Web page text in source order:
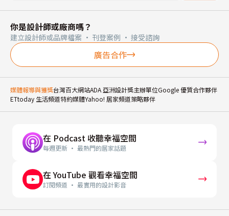
你是設計師或廠商嗎？
建立設計師或品牌檔案 · 刊登案例 · 接受諮詢
廣告合作
媒體報導與獲獎台灣百大網站ADA 亞洲設計獎主辦單位Google 優質合作夥伴
ETtoday 生活頻道特約媒體Yahoo! 居家頻道策略夥伴
在 Podcast 收聽幸福空間
每週更新 · 最熱門的居家話題
在 YouTube 觀看幸福空間
訂閱頻道 · 最實用的設計影音